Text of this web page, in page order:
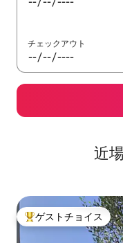
チェックアウト
近
大好評のゲストチョイ
ゲストチョイス